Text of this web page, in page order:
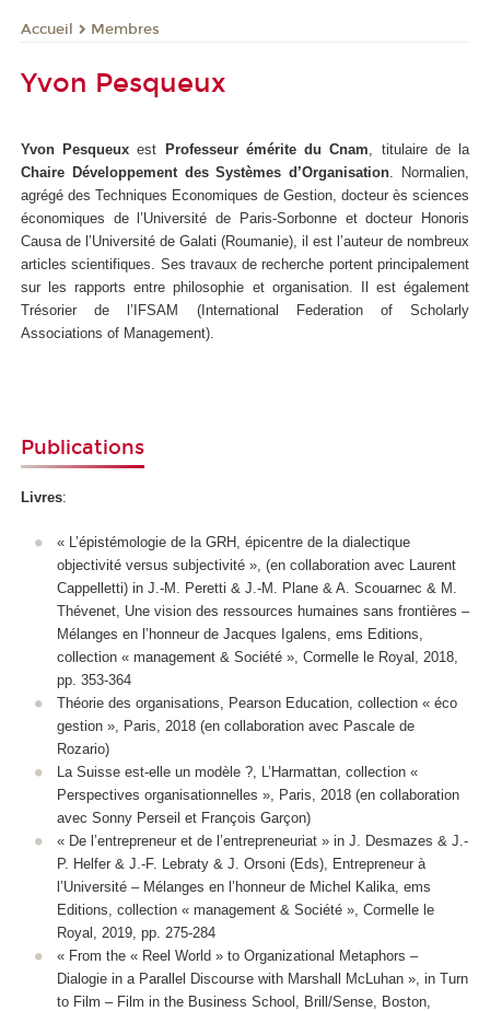
Accueil Membres
Yvon Pesqueux
Yvon Pesqueux est Professeur émérite du Cnam , titulaire de la
Chaire Développement des Systèmes d’Organisation . Normalien,
agrégé des Techniques Economiques de Gestion, docteur ès sciences
économiques de l’Université de Paris-Sorbonne et docteur Honoris
Causa de l’Université de Galati (Roumanie), il est l’auteur de nombreux
articles scientifiques. Ses travaux de recherche portent principalement
sur les rapports entre philosophie et organisation. Il est également
Trésorier de l’IFSAM (International Federation of Scholarly
Associations of Management).
Publications
Livres:
« L’épistémologie de la GRH, épicentre de la dialectique
objectivité versus subjectivité », (en collaboration avec Laurent
Cappelletti) in J.-M. Peretti & J.-M. Plane & A. Scouarnec & M.
Thévenet, Une vision des ressources humaines sans frontières –
Mélanges en l’honneur de Jacques Igalens, ems Editions,
collection « management & Société », Cormelle le Royal, 2018,
pp. 353-364
Théorie des organisations, Pearson Education, collection « éco
gestion », Paris, 2018 (en collaboration avec Pascale de
Rozario)
La Suisse est-elle un modèle ?, L’Harmattan, collection «
Perspectives organisationnelles », Paris, 2018 (en collaboration
avec Sonny Perseil et François Garçon)
« De l’entrepreneur et de l’entrepreneuriat » in J. Desmazes & J.-
P. Helfer & J.-F. Lebraty & J. Orsoni (Eds), Entrepreneur à
l’Université – Mélanges en l’honneur de Michel Kalika, ems
Editions, collection « management & Société », Cormelle le
Royal, 2019, pp. 275-284
« From the « Reel World » to Organizational Metaphors –
Dialogie in a Parallel Discourse with Marshall McLuhan », in Turn
to Film – Film in the Business School, Brill/Sense, Boston,